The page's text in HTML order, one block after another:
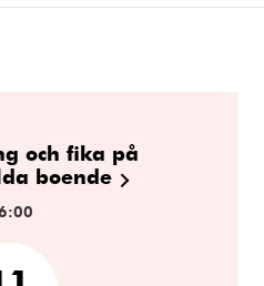
och fika på
boende